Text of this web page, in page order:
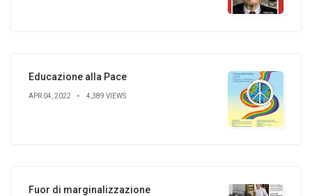
Educazione alla Pace
APR 04, 2022 4,389 VIEWS
Fuor di marginalizzazione